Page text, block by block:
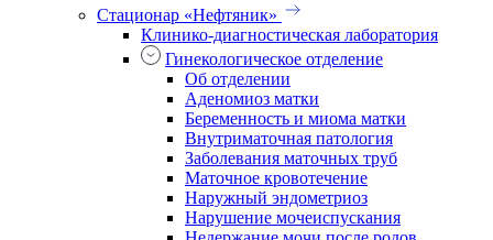
Стационар «Нефтяник»
Клинико-диагностическая лаборатория
Гинекологическое отделение
Об отделении
Аденомиоз матки
Беременность и миома матки
Внутриматочная патология
Заболевания маточных труб
Маточное кровотечение
Наружный эндометриоз
Нарушение мочеиспускания